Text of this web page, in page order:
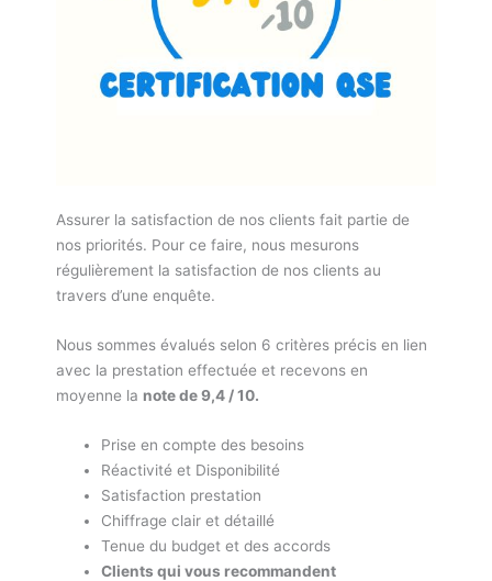
Assurer la satisfaction de nos clients fait partie de
nos priorités. Pour ce faire, nous mesurons
régulièrement la satisfaction de nos clients au
travers d’une enquête.
Nous sommes évalués selon 6 critères précis en lien
avec la prestation effectuée et recevons en
moyenne la note de 9,4 / 10.
Prise en compte des besoins
Réactivité et Disponibilité
Satisfaction prestation
Chiffrage clair et détaillé
Tenue du budget et des accords
Clients qui vous recommandent